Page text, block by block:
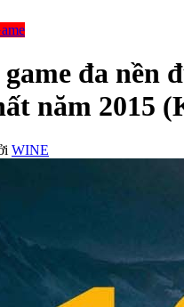
đa nền
năm 2015
WINE